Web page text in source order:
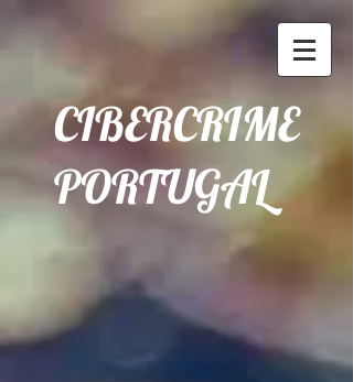
CIBERCRIME
PORTUGAL